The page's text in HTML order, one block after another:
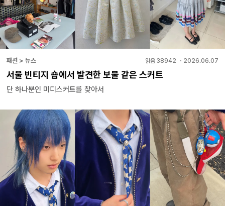
패션 > 뉴스 읽음 38942 ・ 2026.06.07
서울 빈티지 숍에서 발견한 보물 같은 스커트
단 하나뿐인 미디스커트를 찾아서